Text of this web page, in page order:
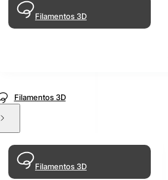
Filamentos 3D
Filamentos 3D
Filamentos 3D